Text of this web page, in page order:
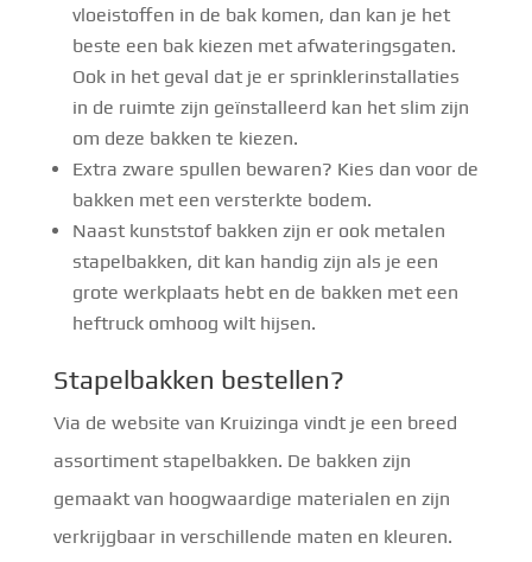
vloeistoffen in de bak komen, dan kan je het
beste een bak kiezen met afwateringsgaten.
Ook in het geval dat je er sprinklerinstallaties
in de ruimte zijn geïnstalleerd kan het slim zijn
om deze bakken te kiezen.
Extra zware spullen bewaren? Kies dan voor de
bakken met een versterkte bodem.
Naast kunststof bakken zijn er ook metalen
stapelbakken, dit kan handig zijn als je een
grote werkplaats hebt en de bakken met een
heftruck omhoog wilt hijsen.
Stapelbakken bestellen?
Via de website van Kruizinga vindt je een breed
assortiment stapelbakken. De bakken zijn
gemaakt van hoogwaardige materialen en zijn
verkrijgbaar in verschillende maten en kleuren.